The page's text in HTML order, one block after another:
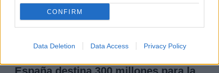
CONFIRM
Data Deletion Data Access Privacy Policy
|